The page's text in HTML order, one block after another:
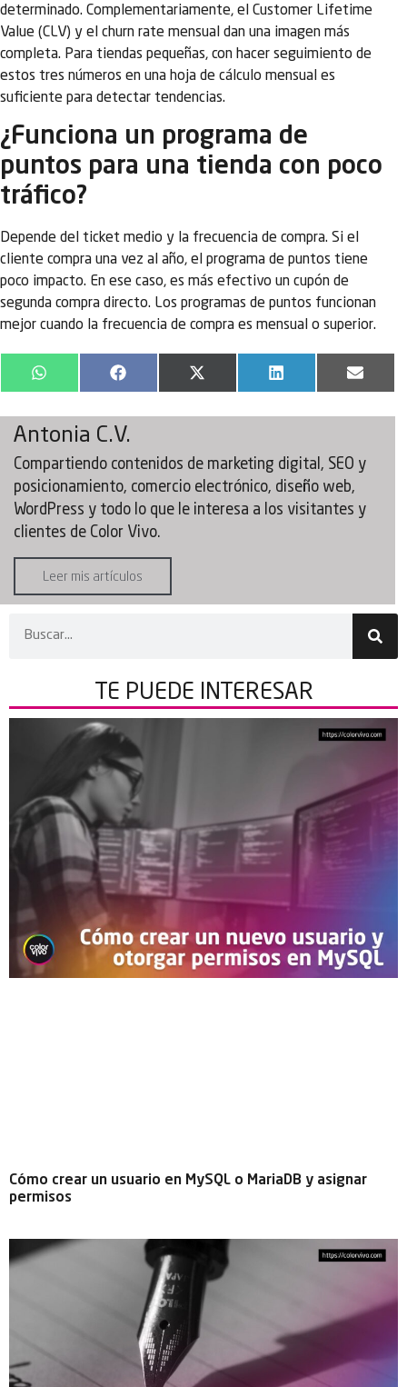
determinado. Complementariamente, el Customer Lifetime
Value (CLV) y el churn rate mensual dan una imagen más
completa. Para tiendas pequeñas, con hacer seguimiento de
estos tres números en una hoja de cálculo mensual es
suficiente para detectar tendencias.
¿Funciona un programa de
puntos para una tienda con poco
tráfico?
Depende del ticket medio y la frecuencia de compra. Si el
cliente compra una vez al año, el programa de puntos tiene
poco impacto. En ese caso, es más efectivo un cupón de
segunda compra directo. Los programas de puntos funcionan
mejor cuando la frecuencia de compra es mensual o superior.
WhatsApp Facebook
X
(Twitter)
LinkedIn Email
Antonia C.V.
Compartiendo contenidos de marketing digital, SEO y
posicionamiento, comercio electrónico, diseño web,
WordPress y todo lo que le interesa a los visitantes y
clientes de Color Vivo.
Leer mis artículos
TE PUEDE INTERESAR
Cómo crear un usuario en MySQL o MariaDB y asignar
permisos